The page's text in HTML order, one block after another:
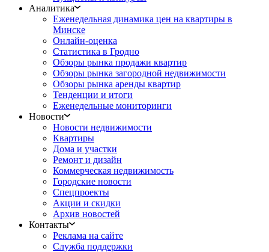
Аналитика
Еженедельная динамика цен на квартиры в
Минске
Онлайн-оценка
Статистика в Гродно
Обзоры рынка продажи квартир
Обзоры рынка загородной недвижимости
Обзоры рынка аренды квартир
Тенденции и итоги
Еженедельные мониторинги
Новости
Новости недвижимости
Квартиры
Дома и участки
Ремонт и дизайн
Коммерческая недвижимость
Городские новости
Спецпроекты
Акции и скидки
Архив новостей
Контакты
Реклама на сайте
Служба поддержки